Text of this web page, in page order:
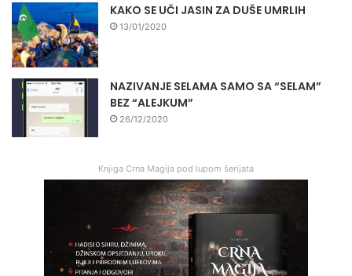
KAKO SE UČI JASIN ZA DUŠE UMRLIH
13/01/2020
NAZIVANJE SELAMA SAMO SA “SELAM”
BEZ “ALEJKUM”
26/12/2020
Knjiga Crna Magija pod lupom šerijata